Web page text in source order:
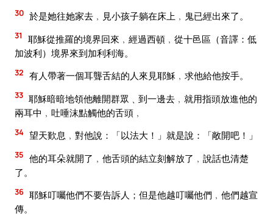
30 於是她往她家去﹐見小孩子躺在床上﹐鬼已經出來了。
31
耶穌從推羅的境界回來﹐經過西頓﹐從十邑區（音譯：低
加波利）境界來到加利利海。
32 有人帶著一個耳聾舌結的人來見耶穌﹐求他給他按手。
33 耶穌暗暗地領他離開群眾﹑到一邊去﹐就用指頭放進他的
兩耳中﹐吐唾沫點觸他的舌頭﹐
34 望天歎息﹐對他說：「以法大！」就是說：「敞開吧！」
35 他的耳朵就開了﹐他舌頭的結立刻解放了﹐說話也清楚
了。
36 耶穌叮囑他們不要告訴人；但是他越叮囑他們﹐他們越宣
傳。